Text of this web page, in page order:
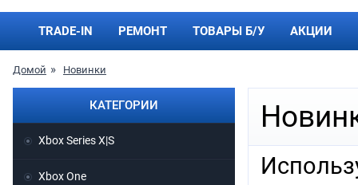
TRADE-IN РЕМОНТ ТОВАРЫ Б/У АКЦИИ
Домой Новинки
КАТЕГОРИИ
Xbox Series X|S
Xbox One